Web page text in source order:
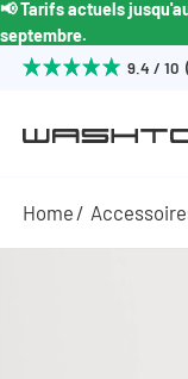
📢 Tarifs actuels
septembre.
9.4 / 10
Home